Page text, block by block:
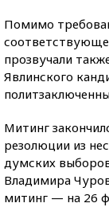
Помимо
прозвучали
Явлинского
Митинг
резолюции из
думских
Владимира
митинг — на 26